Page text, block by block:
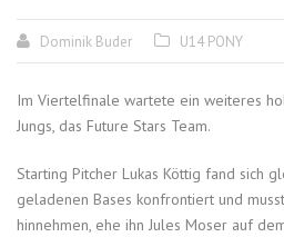
Dominik Buder U14 PONY
Im Viertelfinale wartete ein weiteres
Jungs, das Future Stars Team.
Starting Pitcher Lukas Köttig fand sich
geladenen Bases konfrontiert und
hinnehmen, ehe ihn Jules Moser auf